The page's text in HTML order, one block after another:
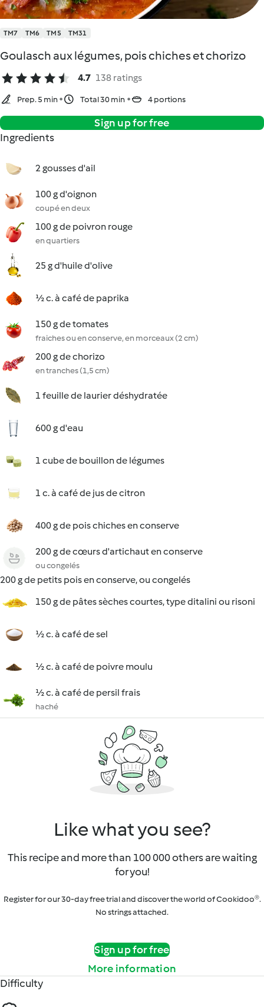
TM7 TM6 TM5 TM31
Goulasch aux légumes, pois chiches et chorizo
4.7 138 ratings
Prep. 5 min Total 30 min 4 portions
Sign up for free
Ingredients
2 gousses d'ail
100 g d'oignon
coupé en deux
100 g de poivron rouge
en quartiers
25 g d'huile d'olive
½ c. à café de paprika
150 g de tomates
fraiches ou en conserve, en morceaux (2 cm)
200 g de chorizo
en tranches (1,5 cm)
1 feuille de laurier déshydratée
600 g d'eau
1 cube de bouillon de légumes
1 c. à café de jus de citron
400 g de pois chiches en conserve
200 g de cœurs d'artichaut en conserve
ou congelés
200 g de petits pois en conserve, ou congelés
150 g de pâtes sèches courtes, type ditalini ou risoni
½ c. à café de sel
½ c. à café de poivre moulu
½ c. à café de persil frais
haché
Like what you see?
This recipe and more than 100 000 others are waiting
for you!
Register for our 30-day free trial and discover the world of Cookidoo®.
No strings attached.
Sign up for free
More information
Difficulty